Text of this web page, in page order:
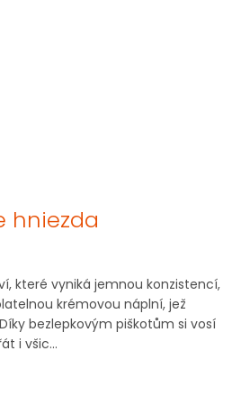
hniezda
které vyniká jemnou konzistencí,
krémovou náplní, jež
bezlepkovým piškotům si vosí
i všic...